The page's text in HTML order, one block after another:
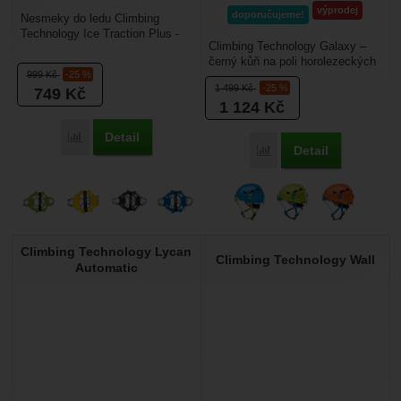
999Kč -25 %
749 Kč
Přidat 'Climbing Technology Ice Traction Plus' k porovnání
Detail
Nesmeky do ledu Climbing
Technology Ice Traction Plus -
oblasti pod podrážkou,...
doporučujeme! výprodej
1 499Kč -25 %
1 124 Kč
Přidat 'Climbing
Detail
Climbing Technology Galaxy –
černý kůň na poli horolezeckých
přileb. Je zajímavá i pro lezce
s větší...
Climbing Technology Lycan
Automatic
Climbing Technology Wall